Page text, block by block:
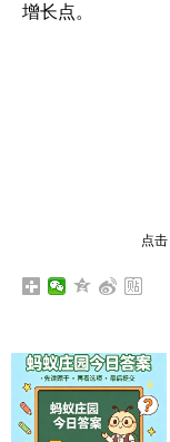
增长点。
点击